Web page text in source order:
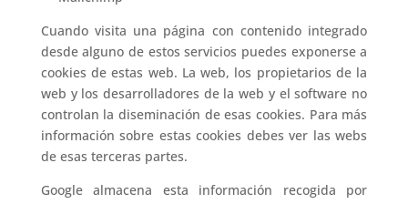
Cuando visita una página con contenido integrado
desde alguno de estos servicios puedes exponerse a
cookies de estas web. La web, los propietarios de la
web y los desarrolladores de la web y el software no
controlan la diseminación de esas cookies. Para más
información sobre estas cookies debes ver las webs
de esas terceras partes.
Google almacena esta información recogida por